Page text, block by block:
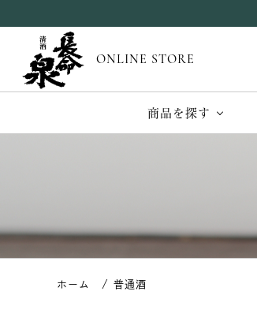
ONLINE STORE
商品を探す
普通酒